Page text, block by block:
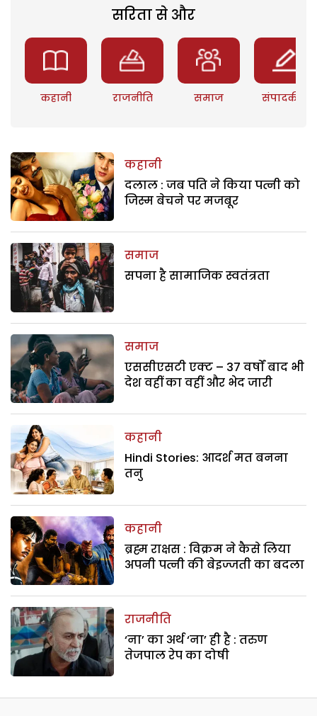
सरिता से और
कहानी राजनीति समाज संपादकीय
कहानी
दलाल : जब पति ने किया पत्नी को
जिस्म बेचने पर मजबूर
समाज
सपना है सामाजिक स्वतंत्रता
समाज
एससीएसटी एक्ट – 37 वर्षों बाद भी
देश वहीं का वहीं और भेद जारी
कहानी
Hindi Stories: आदर्श मत बनना
तनु
कहानी
ब्रह्म राक्षस : विक्रम ने कैसे लिया
अपनी पत्नी की बेइज्जती का बदला
राजनीति
‘ना’ का अर्थ ‘ना’ ही है : तरुण
तेजपाल रेप का दोषी